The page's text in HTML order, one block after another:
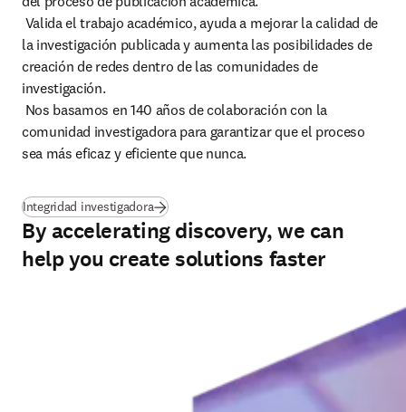
la investigación publicada y aumenta las posibilidades de
creación de redes dentro de las comunidades de
investigación.
comunidad investigadora para garantizar que el proceso
sea más eficaz y eficiente que nunca.
Integridad investigadora
By accelerating discovery, we can
help you create solutions faster